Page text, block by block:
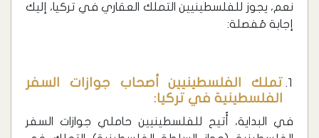
نعم، يجوز للفلسطينيين التملك العقاري في تركيا، إليك
إجابة مُفصلة:
تملك الفلسطينيين أصحاب جوازات السفر
الفلسطينية في تركيا:
في البداية، أُتيح للفلسطينيين حاملي جوازات السفر